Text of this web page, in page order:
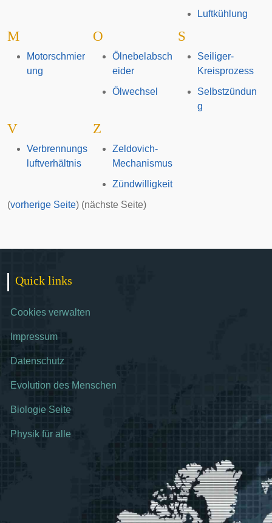
Luftkühlung
M
Motorschmier
ung
O
Ölnebelabsch
eider
Ölwechsel
S
Seiliger-
Kreisprozess
Selbstzündun
g
V
Verbrennungs
luftverhältnis
Z
Zeldovich-
Mechanismus
Zündwilligkeit
(vorherige Seite) (nächste Seite)
Quick links
Cookies verwalten
Impressum
Datenschutz
Evolution des Menschen
Biologie Seite
Physik für alle